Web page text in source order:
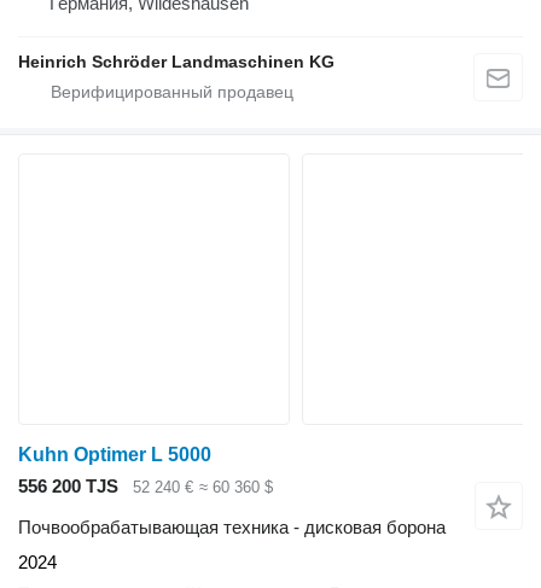
Heinrich Schröder Landmaschinen KG
Kuhn Optimer L 5000
556 200 TJS
52 240 € ≈ 60 360 $
Почвообрабатывающая техника - дисковая борона
2024